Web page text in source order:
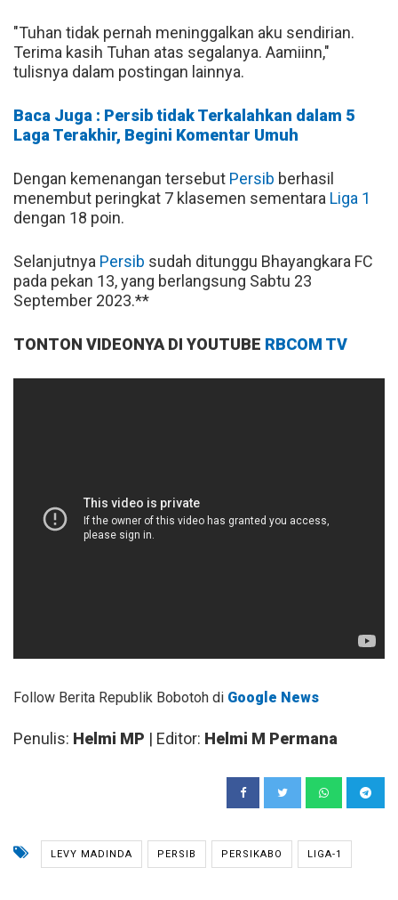
"Tuhan tidak pernah meninggalkan aku sendirian.
Terima kasih Tuhan atas segalanya. Aamiinn,"
tulisnya dalam postingan lainnya.
Baca Juga : Persib tidak Terkalahkan dalam 5
Laga Terakhir, Begini Komentar Umuh
Dengan kemenangan tersebut Persib berhasil
menembut peringkat 7 klasemen sementara Liga 1
dengan 18 poin.
Selanjutnya Persib sudah ditunggu Bhayangkara FC
pada pekan 13, yang berlangsung Sabtu 23
September 2023.**
TONTON VIDEONYA DI YOUTUBE RBCOM TV
Follow Berita Republik Bobotoh di Google News
Penulis: Helmi MP | Editor: Helmi M Permana
LEVY MADINDA PERSIB PERSIKABO LIGA-1